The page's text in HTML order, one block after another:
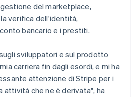
del marketplace,
verifica dell'identità,
bancario e i prestiti.
sviluppatori e sul prodotto
carriera fin dagli esordi, e mi ha
attenzione di Stripe per i
attività che ne è derivata", ha